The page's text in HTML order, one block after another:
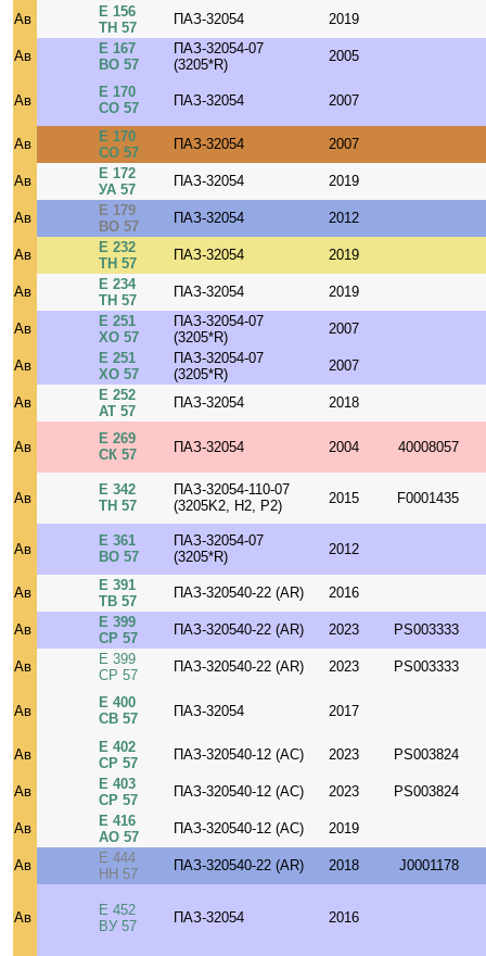
Ав
Е 156
ТН 57
ПАЗ-32054 2019
Ав
Е 167
ВО 57
ПАЗ-32054-07
(3205*R)
2005
Ав
Е 170
СО 57
ПАЗ-32054 2007
Ав
Е 170
СО 57
ПАЗ-32054 2007
Ав
Е 172
УА 57
ПАЗ-32054 2019
Ав
Е 179
ВО 57
ПАЗ-32054 2012
Ав
Е 232
ТН 57
ПАЗ-32054 2019
Ав
Е 234
ТН 57
ПАЗ-32054 2019
Ав
Е 251
ХО 57
ПАЗ-32054-07
(3205*R)
2007
Ав
Е 251
ХО 57
ПАЗ-32054-07
(3205*R)
2007
Ав
Е 252
АТ 57
ПАЗ-32054 2018
Ав
Е 269
СК 57
ПАЗ-32054 2004 40008057
Ав
Е 342
ТН 57
ПАЗ-32054-110-07
(3205K2, H2, P2)
2015 F0001435
Ав
Е 361
ВО 57
ПАЗ-32054-07
(3205*R)
2012
Ав
Е 391
ТВ 57
ПАЗ-320540-22 (AR) 2016
Ав
Е 399
СР 57
ПАЗ-320540-22 (AR) 2023 PS003333
Ав
Е 399
СР 57
ПАЗ-320540-22 (AR) 2023 PS003333
Ав
Е 400
СВ 57
ПАЗ-32054 2017
Ав
Е 402
СР 57
ПАЗ-320540-12 (AC) 2023 PS003824
Ав
Е 403
СР 57
ПАЗ-320540-12 (AC) 2023 PS003824
Ав
Е 416
АО 57
ПАЗ-320540-12 (AC) 2019
Ав
Е 444
НН 57
ПАЗ-320540-22 (AR) 2018 J0001178
Ав
Е 452
ВУ 57
ПАЗ-32054 2016